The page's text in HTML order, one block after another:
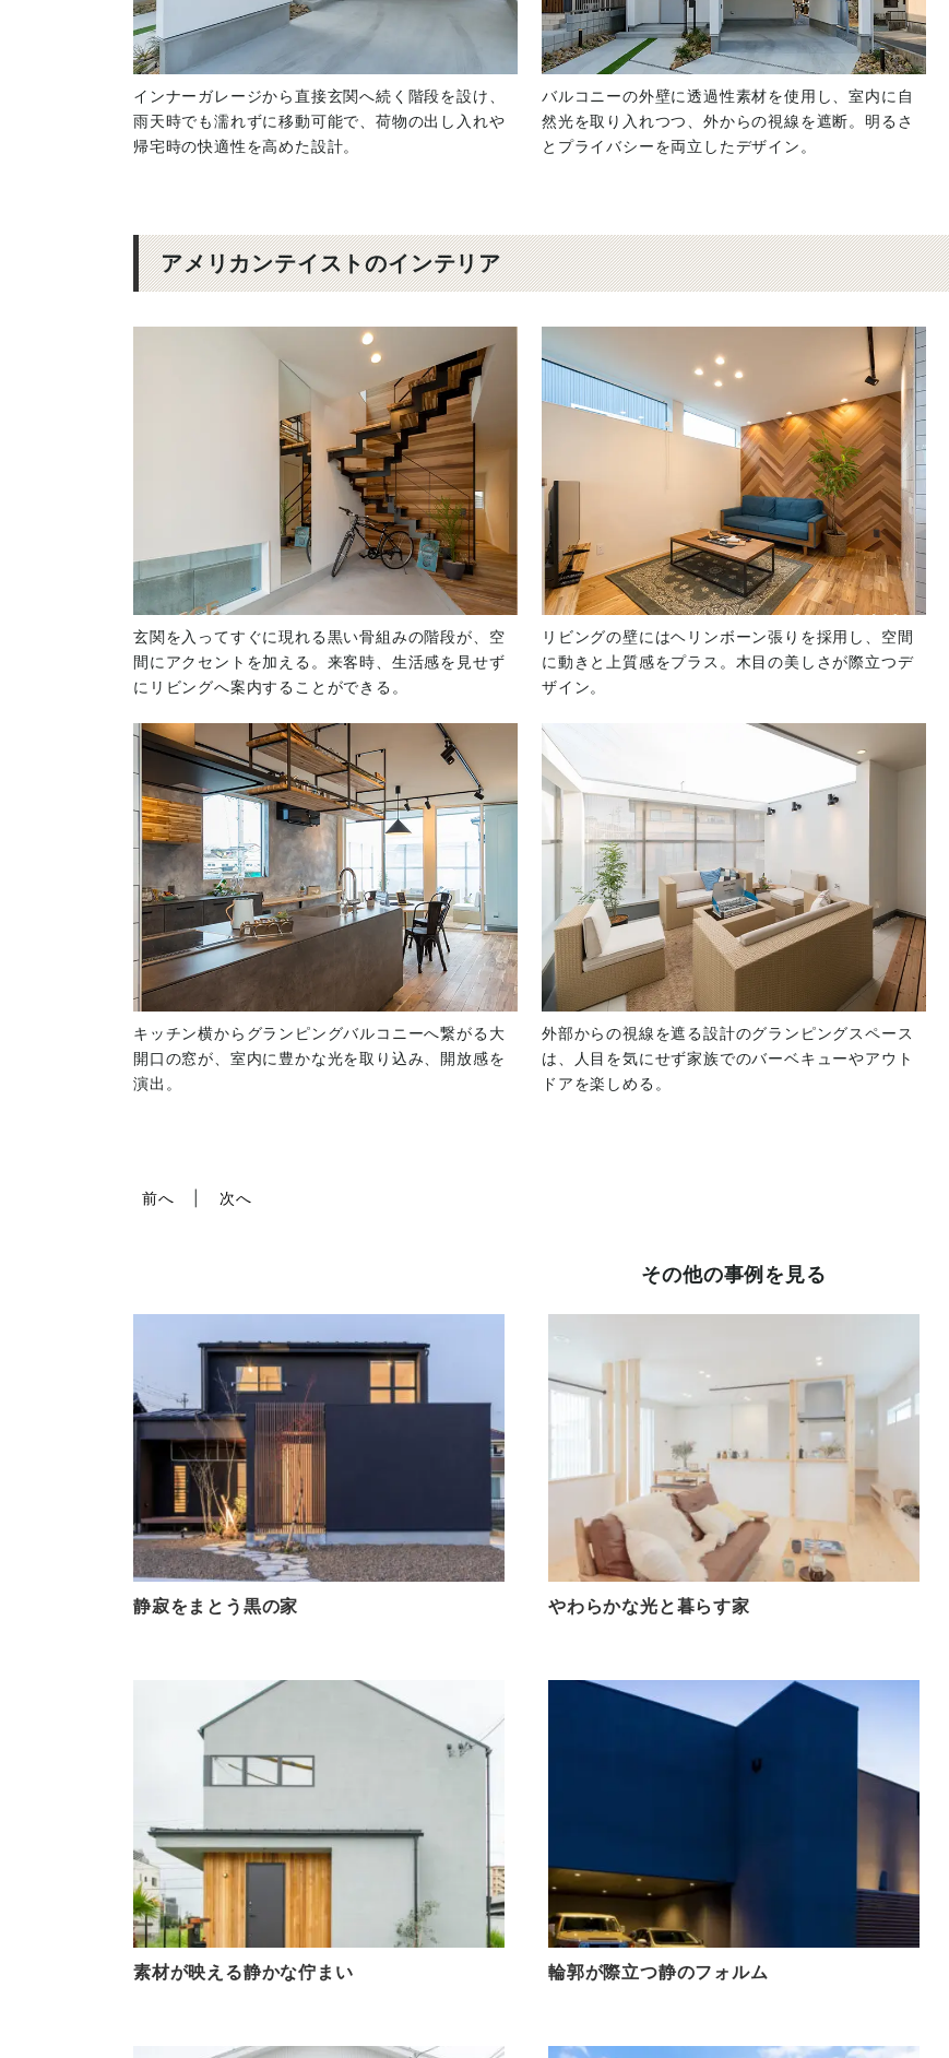
インナーガレージから直接玄関へ続く階段を設け、
雨天時でも濡れずに移動可能で、荷物の出し入れや
帰宅時の快適性を高めた設計。
バルコニーの外壁に透過性素材を使用し、室内に自
然光を取り入れつつ、外からの視線を遮断。明るさ
とプライバシーを両立したデザイン。
アメリカンテイストのインテリア
玄関を入ってすぐに現れる黒い骨組みの階段が、空
間にアクセントを加える。来客時、生活感を見せず
にリビングへ案内することができる。
リビングの壁にはヘリンボーン張りを採用し、空間
に動きと上質感をプラス。木目の美しさが際立つデ
ザイン。
キッチン横からグランピングバルコニーへ繋がる大
開口の窓が、室内に豊かな光を取り込み、開放感を
演出。
外部からの視線を遮る設計のグランピングスペース
は、人目を気にせず家族でのバーベキューやアウト
ドアを楽しめる。
前へ 次へ
その他の事例を見る
静寂をまとう黒の家 やわらかな光と暮らす家
素材が映える静かな佇まい 輪郭が際立つ静のフォルム